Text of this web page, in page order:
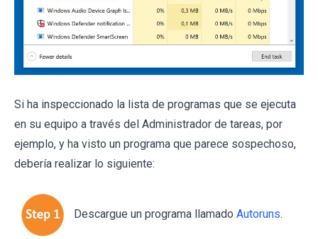
Si ha inspeccionado la lista de programas que se ejecuta
en su equipo a través del Administrador de tareas, por
ejemplo, y ha visto un programa que parece sospechoso,
debería realizar lo siguiente:
Descargue un programa llamado Autoruns.